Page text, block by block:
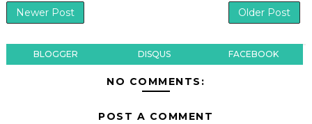
Newer Post Older Post
BLOGGER DISQUS FACEBOOK
NO COMMENTS:
POST A COMMENT